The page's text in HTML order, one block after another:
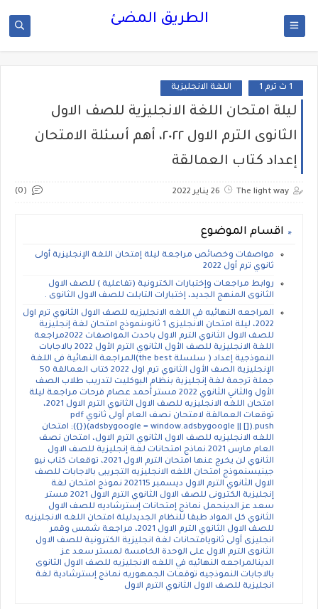
الطريق المضئ
1 ث ترم 1 اللغة الانجليزية
ليلة امتحان اللغة الانجليزية للصف الاول
الثانوى الترم الاول ٢٠٢٢، أهم أسئلة الامتحان
إعداد كتاب العمالقة
The light way 26 يناير 2022 (0)
اقسام الموضوع
مواصفات وخصائص مراجعة ليلة إمتحان اللغة الإنجليزية أولى
ثانوي ترم أول 2022
روابط مراجعات وإختبارات الكترونية (تفاعلية ) للصف الاول
الثانوى المنهج الجديد، إختبارات التابلت للصف الاول الثانوى .
المراجعه النهائيه في اللغه الانجليزيه للصف الاول الثانوي ترم اول
2022، ليلة امتحان الانجليزى 1 ثانوىنموذج امتحان لغة إنجليزية
للصف الاول الثانوي الترم الاول باحدث المواصفات 2022مراجعة
اللغة الانجليزية للصف الأول الثانوي الترم الأول 2022 بالاجابات
النموذجية إعداد ( سلسلة the best)المراجعة النهائية فى اللغة
الإنجليزية الصف الأول الثانوي ترم اول 2022 كتاب العمالقة 50
جملة ترجمة لغة إنجليزية بنظام البوكليت لتدريب طلاب الصف
الأول والثاني الثانوي 2022 مستر أحمد عصام فرحات مراجعة ليلة
امتحان اللغه الانجليزيه للصف الاول الثانوي الترم الاول 2021،
توقعات العمالقة لامتحان نصف العام أولى ثانوي pdf
(adsbygoogle = window.adsbygoogle || []).push({}); امتحان
اللغه الانجليزيه للصف الاول الثانوي الترم الاول، امتحان نصف
العام مارس 2021.نماذج امتحانات لغة إنجليزية للصف الاول
الثانوي لن يخرج عنها امتحان الترم الاول 2021، توقعات كتاب نيو
جينيسنموذج امتحان اللغه الانجليزيه التجريبى بالاجابات للصف
الاول الثانوي الترم الاول ديسمبر 202115 نموذج امتحان لغة
إنجليزية الكترونى للصف الاول الثانوي الترم الاول 2021 مستر
سعد عز الدينحمل نماذج إمتحانات إسترشاديه للصف الاول
الثانوي كل المواد طبقا للنظام الجديدليلة امتحان اللغه الانجليزيه
للصف الاول الثانوي الترم الاول 2021، مراجعة شمس وقمر
انجليزى أولى ثانويامتحانات لغة انجليزية الكترونية للصف الاول
الثانوى الترم الاول على الوحدة الخامسة لمستر سعد عز
الدينالمراجعه النهائيه في اللغه الانجليزيه للصف الاول الثانوى
بالاجابات النموذجيه توقعات الجمهوريه نماذج إسترشادية لغة
انجليزية للصف الاول الثانوي الترم الاول